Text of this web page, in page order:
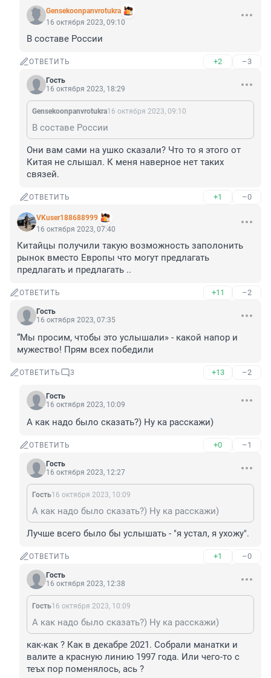
Gensekoonpanvrotukra
16 октября 2023, 09:10
В составе России
ОТВЕТИТЬ +2 –3
Гость
16 октября 2023, 18:29
Gensekoonpanvrotukra16 октября 2023, 09:10
В составе России
Они вам сами на ушко сказали? Что то я этого от
Китая не слышал. К меня наверное нет таких
связей.
ОТВЕТИТЬ +1 –0
VKuser188688999
16 октября 2023, 07:40
Китайцы получили такую возможность заполонить
рынок вместо Европы что могут предлагать
предлагать и предлагать ..
ОТВЕТИТЬ +11 –2
Гость
16 октября 2023, 07:35
“Мы просим, чтобы это услышали» - какой напор и
мужество! Прям всех победили
ОТВЕТИТЬ 3 +13 –2
Гость
16 октября 2023, 10:09
А как надо было сказать?) Ну ка расскажи)
ОТВЕТИТЬ +0 –1
Гость
16 октября 2023, 12:27
Гость16 октября 2023, 10:09
А как надо было сказать?) Ну ка расскажи)
Лучше всего было бы услышать - "я устал, я ухожу".
ОТВЕТИТЬ +1 –0
Гость
16 октября 2023, 12:38
Гость16 октября 2023, 10:09
А как надо было сказать?) Ну ка расскажи)
как-как ? Как в декабре 2021. Собрали манатки и
валите а красную линию 1997 года. Или чего-то с
теъх пор поменялось, ась ?